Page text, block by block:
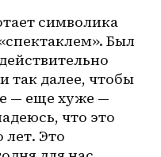
символика
Был
так далее, чтобы
— еще хуже —
что это
лет. Это